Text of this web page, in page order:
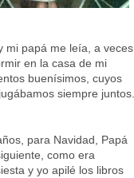
papá me leía, a veces,
en la casa de mi
buenísimos, cuyos
siempre juntos.
para Navidad, Papá
como era
y yo apilé los libros